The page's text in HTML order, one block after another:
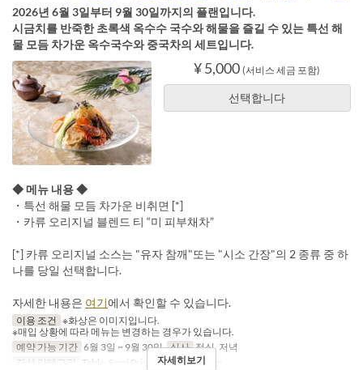
2026년 6월 3일부터 9월 30일까지의 플랜입니다.
시금치를 반죽한 초록색 옥수수 국수와 해물을 즐길 수 있는 특선 해
물 모듬 차가운 옥수국수와 중국차의 세트입니다.
¥ 5,000 (서비스 세금 포함)
선택합니다
◆ 메뉴 내용 ◆
・특선 해물 모듬 차가운 비취면 [*]
・카류 오리지널 블렌드 티 “미 피부채차”
[*] 카류 오리지널 소스는 "유자 참깨"또는 "시소 간장"의 2 종류 중 하
나를 당일 선택합니다.
자세한 내용은 여기에서 확인할 수 있습니다.
이용 조건 ※화상은 이미지입니다.
※매입 상황에 따라 메뉴는 변경하는 경우가 있습니다.
예약 가능 기간 6월 3일 ~ 9월 30일 식사 점심, 저녁
좌석 카테고리
Table, Semi Private, Private Room
자세히보기